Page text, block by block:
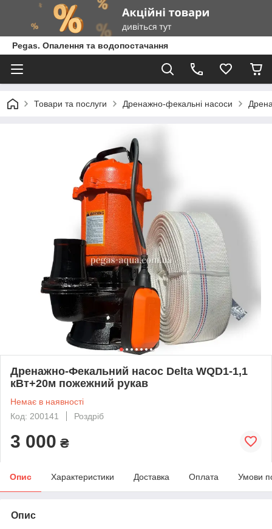
Pegas. Опалення та водопостачання
Товари та послуги Дренажно-фекальні насоси
Дренажно-Фекальний насос Delta WQD1-1,1
кВт+20м пожежний рукав
Немає в наявності
Код: 200141
Роздріб
3 000 ₴
Опис Характеристики Доставка Оплата Умови
Опис